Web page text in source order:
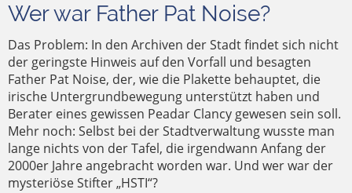
DIE PLAKETTE AUS DER NÄHE BETRACHTET
“HSTI” IST NATÜRLICH EIN ANAGRAMM VON
“SHIT”
Wer war Father Pat Noise?
Das Problem: In den Archiven der Stadt findet sich nicht
der geringste Hinweis auf den Vorfall und besagten
Father Pat Noise, der, wie die Plakette behauptet, die
irische Untergrundbewegung unterstützt haben und
Berater eines gewissen Peadar Clancy gewesen sein soll.
Mehr noch: Selbst bei der Stadtverwaltung wusste man
lange nichts von der Tafel, die irgendwann Anfang der
2000er Jahre angebracht worden war. Und wer war der
mysteriöse Stifter „HSTI“?